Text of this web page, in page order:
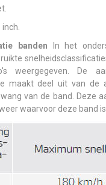
banden
In het
weergegeven. De
maakt deel uit van de
van de band. Deze
waarvoor deze band